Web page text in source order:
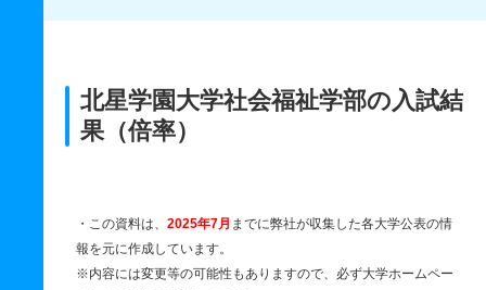
北星学園大学社会福祉学部の入試結
果（倍率）
・この資料は、 2025年7月 までに弊社が収集した各大学公表の情
報を元に作成しています。
※内容には変更等の可能性もありますので、必ず大学ホームペー